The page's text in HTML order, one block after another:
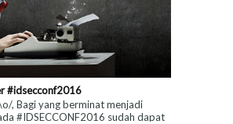
#idsecconf2016
, Bagi yang berminat menjadi
#IDSECCONF2016 sudah dapat